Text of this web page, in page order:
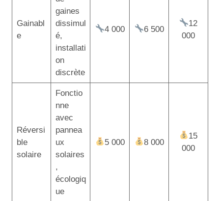
Gainabl
e
gaines
dissimul
é,
installati
on
discrète
4 000 6 500
12
000
Réversi
ble
solaire
Fonctio
nne
avec
pannea
ux
solaires
,
écologiq
ue
5 000 8 000
15
000